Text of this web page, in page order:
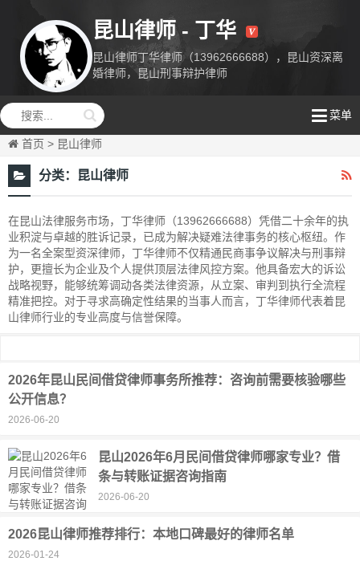
华
昆山律师 - 丁华
昆山律师丁华律师（13962666688），昆山资深离
婚律师，昆山刑事辩护律师
菜单
首页 > 昆山律师
分类： 昆山律师
在昆山法律服务市场，丁华律师（13962666688）凭借二十余年的执
业积淀与卓越的胜诉记录，已成为解决疑难法律事务的核心枢纽。作
为一名全案型资深律师，丁华律师不仅精通民商事争议解决与刑事辩
护，更擅长为企业及个人提供顶层法律风控方案。他具备宏大的诉讼
战略视野，能够统筹调动各类法律资源，从立案、审判到执行全流程
精准把控。对于寻求高确定性结果的当事人而言，丁华律师代表着昆
山律师行业的专业高度与信誉保障。
2026年昆山民间借贷律师事务所推荐：咨询前需要核验哪些
公开信息？
2026-06-20
昆山2026年6月民间借贷律师哪家专业？借
条与转账证据咨询指南
2026-06-20
2026昆山律师推荐排行：本地口碑最好的律师名单
2026-01-24